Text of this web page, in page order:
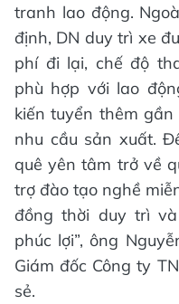
tranh lao động.
định, DN duy trì xe
phí đi lại, chế độ
phù hợp với lao
kiến tuyển thêm
nhu cầu sản xuất.
quê yên tâm trở về
trợ đào tạo nghề
đồng thời duy trì
phúc lợi”, ông
Giám đốc Công ty
sẻ.